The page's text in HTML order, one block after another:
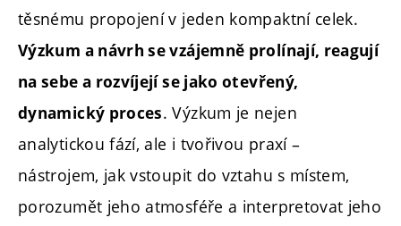
těsnému propojení v jeden kompaktní celek.
Výzkum a návrh se vzájemně prolínají, reagují
na sebe a rozvíjejí se jako otevřený,
dynamický proces. Výzkum je nejen
analytickou fází, ale i tvořivou praxí –
nástrojem, jak vstoupit do vztahu s místem,
porozumět jeho atmosféře a interpretovat jeho